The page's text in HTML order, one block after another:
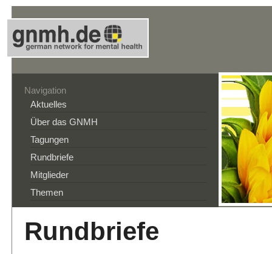
Navigation
Aktuelles
Über das GNMH
Tagungen
Rundbriefe
Mitglieder
Themen
Rundbriefe